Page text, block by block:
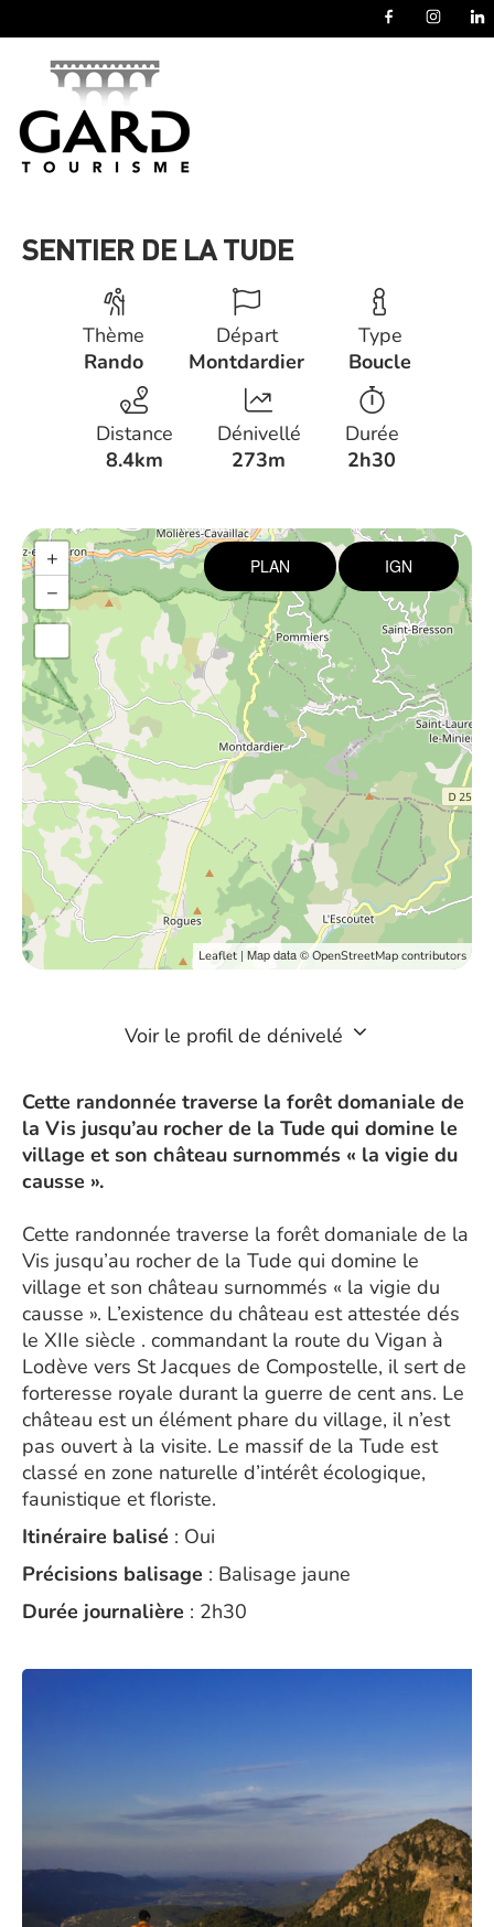
SENTIER DE LA TUDE
Thème
Rando
Départ
Montdardier
Type
Boucle
Distance
8.4km
Dénivellé
273m
Durée
2h30
+
−
PLAN IGN
Leaflet | Map data © OpenStreetMap contributors
Voir le profil de dénivelé
Cette randonnée traverse la forêt domaniale de
la Vis jusqu’au rocher de la Tude qui domine le
village et son château surnommés « la vigie du
causse ».
Cette randonnée traverse la forêt domaniale de la
Vis jusqu’au rocher de la Tude qui domine le
village et son château surnommés « la vigie du
causse ». L’existence du château est attestée dés
le XIIe siècle . commandant la route du Vigan à
Lodève vers St Jacques de Compostelle, il sert de
forteresse royale durant la guerre de cent ans. Le
château est un élément phare du village, il n’est
pas ouvert à la visite. Le massif de la Tude est
classé en zone naturelle d’intérêt écologique,
faunistique et floriste.
Itinéraire balisé : Oui
Précisions balisage : Balisage jaune
Durée journalière : 2h30